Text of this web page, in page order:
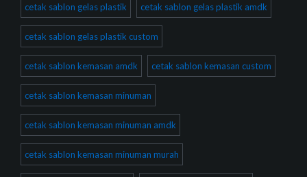
cetak sablon gelas plastik cetak sablon gelas plastik amdk
cetak sablon gelas plastik custom
cetak sablon kemasan amdk cetak sablon kemasan custom
cetak sablon kemasan minuman
cetak sablon kemasan minuman amdk
cetak sablon kemasan minuman murah